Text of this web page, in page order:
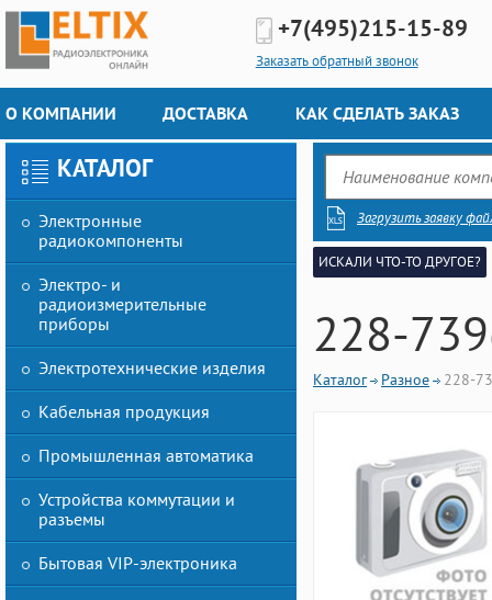
+7(495)215-15-89
Заказать обратный звонок
О КОМПАНИИ ДОСТАВКА КАК СДЕЛАТЬ ЗАКАЗ
КАТАЛОГ
Электронные
радиокомпоненты
Электро- и
радиоизмерительные
приборы
Электротехнические изделия
Кабельная продукция
Промышленная автоматика
Устройства коммутации и
разъемы
Бытовая VIP-электроника
Загрузить заявку
ИСКАЛИ ЧТО-ТО ДРУГОЕ?
228-
Каталог Разное 228-